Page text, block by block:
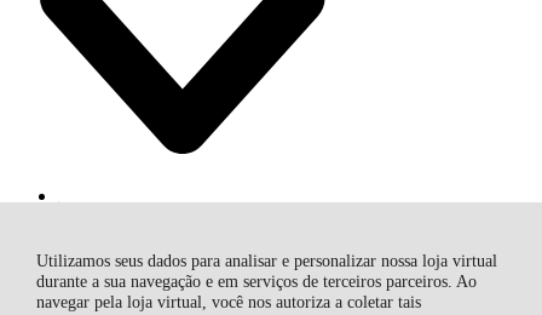
Utilizamos seus dados para analisar e personalizar nossa loja virtual
durante a sua navegação e em serviços de terceiros parceiros. Ao
navegar pela loja virtual, você nos autoriza a coletar tais
MAQDIMA FERRAMENTAS E EQUIPAMENTOS LTDA, Av